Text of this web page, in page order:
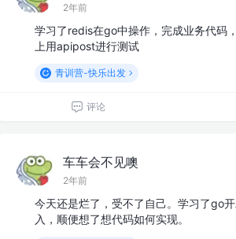
2年前
学习了redis在go中操作，完成业务代码
上用apipost进行测试
青训营-快乐出发
评论
车车会不见噢
2年前
今天还是烂了，受不了自己。学习了go
入，顺便想了想代码如何实现。